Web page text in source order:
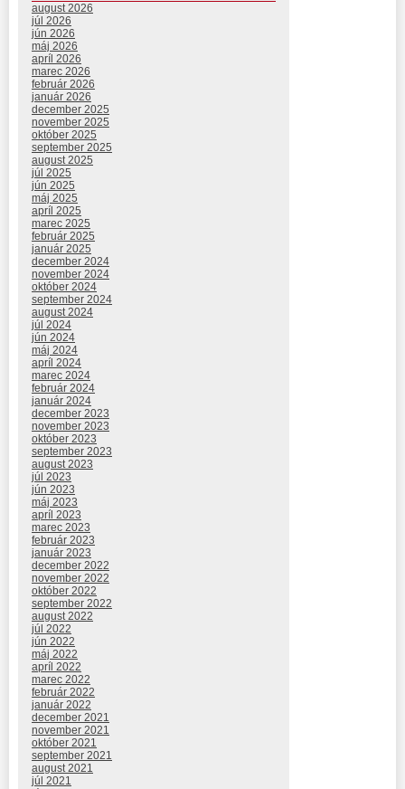
august 2026
júl 2026
jún 2026
máj 2026
apríl 2026
marec 2026
február 2026
január 2026
december 2025
november 2025
október 2025
september 2025
august 2025
júl 2025
jún 2025
máj 2025
apríl 2025
marec 2025
február 2025
január 2025
december 2024
november 2024
október 2024
september 2024
august 2024
júl 2024
jún 2024
máj 2024
apríl 2024
marec 2024
február 2024
január 2024
december 2023
november 2023
október 2023
september 2023
august 2023
júl 2023
jún 2023
máj 2023
apríl 2023
marec 2023
február 2023
január 2023
december 2022
november 2022
október 2022
september 2022
august 2022
júl 2022
jún 2022
máj 2022
apríl 2022
marec 2022
február 2022
január 2022
december 2021
november 2021
október 2021
september 2021
august 2021
júl 2021